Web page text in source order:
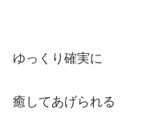
ゆっくり確実に
癒してあげられる